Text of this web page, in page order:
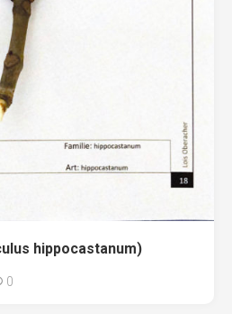
hippocastanum)
0